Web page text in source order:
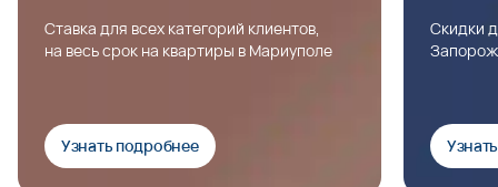
Ставка для всех категорий клиентов,
на весь срок на квартиры в Мариуполе
Узнать подробнее
Скидки